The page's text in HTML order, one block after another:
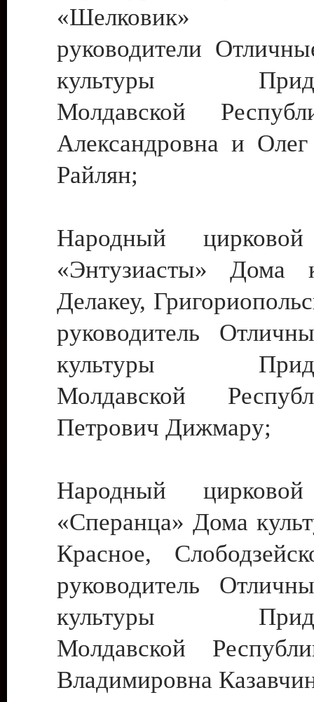
«Шелковик»
руководители
культуры
Молдавской
Александровна и
Райлян;
Народный цирковой
«Энтузиасты» Дома
Делакеу,
руководитель
культуры
Молдавской
Петрович Дижмару;
Народный цирковой
«Сперанца» Дома
Красное,
руководитель
культуры
Молдавской
Владимировна